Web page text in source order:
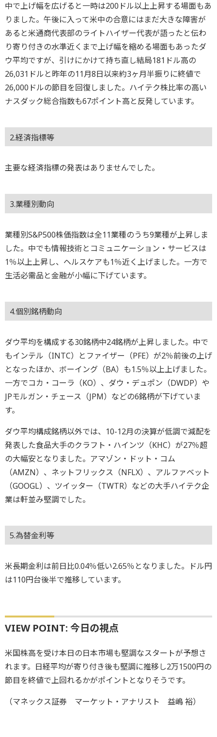
中で上げ幅を広げると一時は200ドル以上上昇する場面もあ
りました。午後に入って米中の合意にはまだ大きな障害が
あると米通商代表部のライトハイザー代表が語ったと伝わ
り寄り付きの水準近くまで上げ幅を縮める場面もあったダ
ウ平均ですが、引けにかけて持ち直し結局181ドル高の
26,031ドルと昨年の11月8日以来約3ヶ月半振りに終値で
26,000ドルの節目を回復しました。ハイテク株比率の高い
ナスダック総合指数も67ポイント高と反発しています。
2.経済指標等
主要な経済指標の発表はありませんでした。
3.業種別動向
業種別S&P500株価指数は全11業種のうち9業種が上昇しま
した。中でも情報技術とコミュニケーション・サービスは
1％以上上昇し、ヘルスケアも1％近く上げました。一方で
生活必需品と金融が小幅に下げています。
4.個別銘柄動向
ダウ平均を構成する30銘柄中24銘柄が上昇しました。中で
もインテル（INTC）とファイザー（PFE）が2％前後の上げ
となったほか、ボーイング（BA）も1.5％以上上げました。
一方でコカ・コーラ（KO）、ダウ・デュポン（DWDP）や
JPモルガン・チェース（JPM）などの6銘柄が下げていま
す。
ダウ平均構成銘柄以外では、10-12月の決算が低調で減配を
発表した食品大手のクラフト・ハインツ（KHC）が27％超
の大幅安となりました。アマゾン・ドット・コム
（AMZN）、ネットフリックス（NFLX）、アルファベット
（GOOGL）、ツイッター（TWTR）などの大手ハイテク企
業は軒並み堅調でした。
5.為替金利等
米長期金利は前日比0.04％低い2.65％となりました。ドル円
は110円台後半で推移しています。
VIEW POINT: 今日の視点
米国株高を受け本日の日本市場も堅調なスタートが予想さ
れます。日経平均が寄り付き後も堅調に推移し2万1500円の
節目を終値で上回れるかがポイントとなりそうです。
（マネックス証券 マーケット・アナリスト 益嶋 裕）